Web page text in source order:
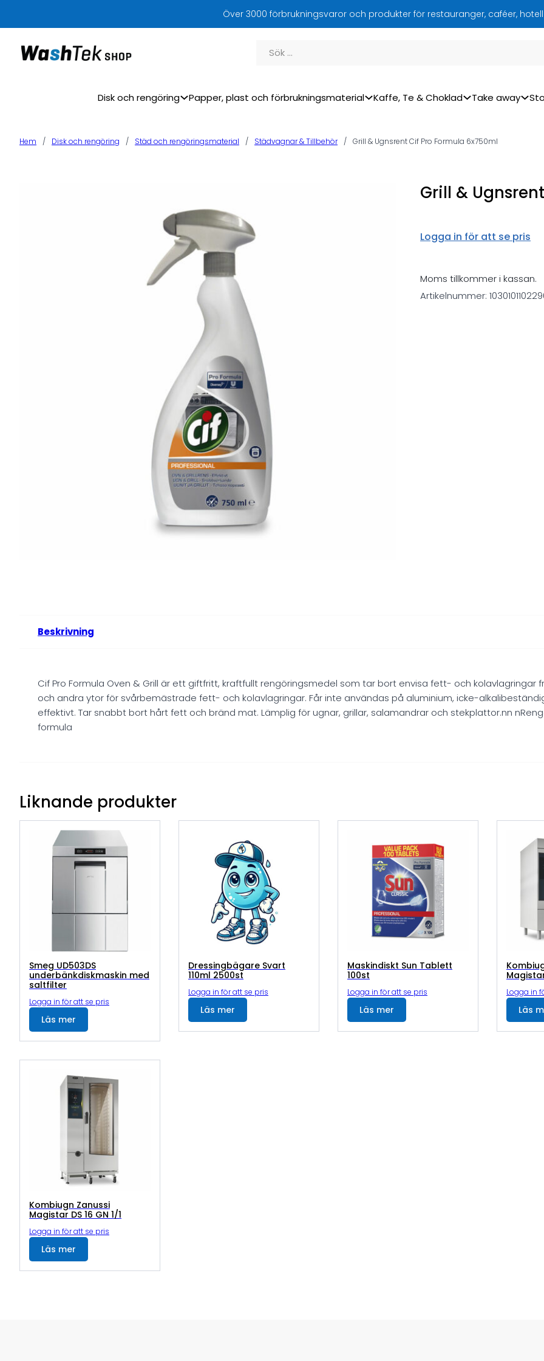
Över 3000 förbrukningsvaror och produkter för restauranger, caféer,
Sök
Disk och rengöring Papper, plast och förbrukningsmaterial Kaffe, Te & Choklad Take away
Hem / Disk och rengöring / Städ och rengöringsmaterial / Städvagnar & Tillbehör / Grill & Ugnsrent Cif Pro Formula 6x750ml
Grill &
Logga in för att se pris
Moms tillkommer i kassan.
Artikelnummer:
Beskrivning
Cif Pro Formula Oven & Grill är ett giftfritt, kraftfullt rengöringsmedel som tar bort envisa fett- och kolavlagringar
och andra ytor för svårbemästrade fett- och kolavlagringar. Får inte användas på aluminium, icke-
effektivt. Tar snabbt bort hårt fett och bränd mat. Lämplig för ugnar, grillar, salamandrar och stekplattor.nn
formula
Liknande produkter
Smeg UD503DS
underbänkdiskmaskin med
saltfilter
Logga in för att se pris
Läs mer
Dressingbägare Svart
110ml 2500st
Logga in för att se pris
Läs mer
Maskindiskt Sun Tablett
100st
Logga in för att se pris
Läs mer
Logga in
Läs
Kombiugn Zanussi
Magistar DS 16 GN 1/1
Logga in för att se pris
Läs mer